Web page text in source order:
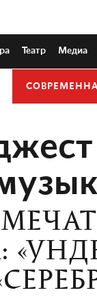
Театр Медиа